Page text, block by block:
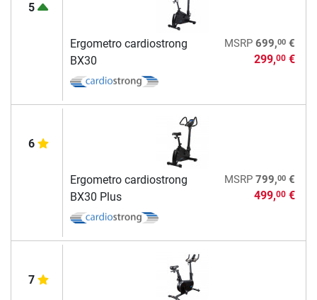
5
Ergometro cardiostrong
BX30
MSRP 699,00€
299,00€
6
Ergometro cardiostrong
BX30 Plus
MSRP 799,00€
499,00€
7